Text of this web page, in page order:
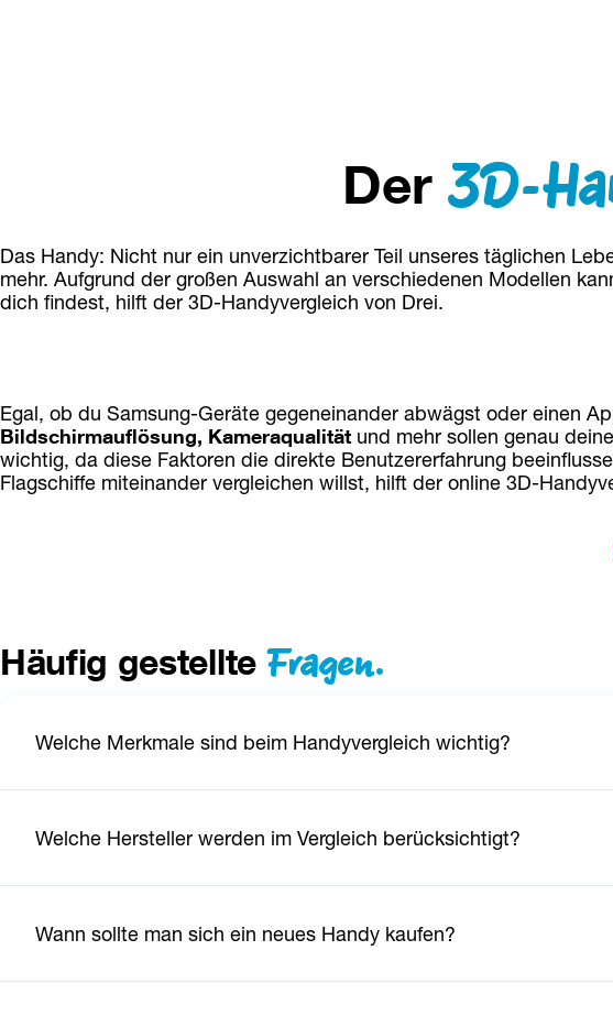
Der 3D-
Das Handy: Nicht nur ein unverzichtbarer Teil unseres täglichen
mehr. Aufgrund der großen Auswahl an verschiedenen Modellen
dich findest, hilft der 3D-Handyvergleich von Drei.
Egal, ob du Samsung-Geräte gegeneinander abwägst oder einen
Bildschirmauflösung, Kameraqualität und mehr sollen genau
wichtig, da diese Faktoren die direkte Benutzererfahrung
Flagschiffe miteinander vergleichen willst, hilft der online 3D-
Häufig gestellte Fragen.
Welche Merkmale sind beim Handyvergleich wichtig?
Welche Hersteller werden im Vergleich berücksichtigt?
Wann sollte man sich ein neues Handy kaufen?